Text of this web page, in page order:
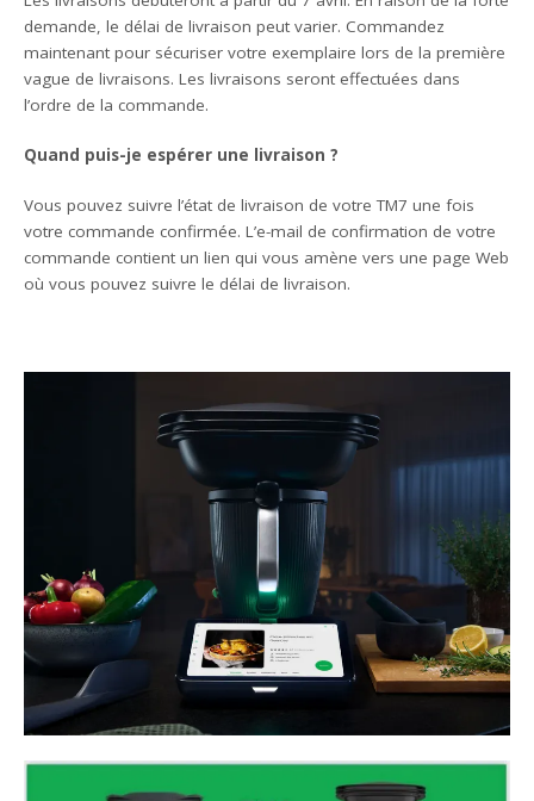
demande, le délai de livraison peut varier. Commandez
maintenant pour sécuriser votre exemplaire lors de la première
vague de livraisons. Les livraisons seront effectuées dans
l’ordre de la commande.
Quand puis-je espérer une livraison ?
Vous pouvez suivre l’état de livraison de votre TM7 une fois
votre commande confirmée. L’e-mail de confirmation de votre
commande contient un lien qui vous amène vers une page Web
où vous pouvez suivre le délai de livraison.